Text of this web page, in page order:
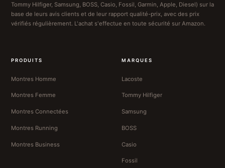
Tommy Hilfiger, Samsung, BOSS, Casio, Fossil, Garmin, Apple, Diesel) sur la
base de leurs avis clients et de leur rapport qualité-prix, avec des prix
vérifiés régulièrement. L'achat s'effectue en toute sécurité sur Amazon.
PRODUITS
Montres Homme
Montres Femme
Montres Connectées
Montres Running
Montres Business
MARQUES
Lacoste
Tommy Hilfiger
Samsung
BOSS
Casio
Fossil